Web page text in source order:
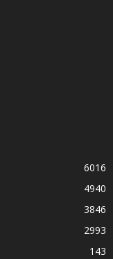
6016
4940
3846
2993
143